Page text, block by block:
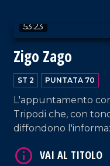
53:23
Zigo Zago
ST 2 PUNTATA 70
L'appuntamento
Tripodi che, con
diffondono
Lamezia Terme.
VAI AL TITOLO